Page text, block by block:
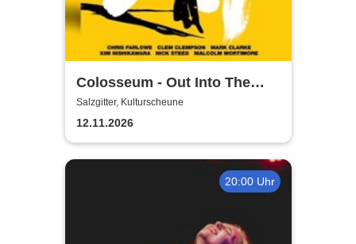
Colosseum - Out Into The
Fields
Salzgitter, Kulturscheune
12.11.2026
20:00 Uhr